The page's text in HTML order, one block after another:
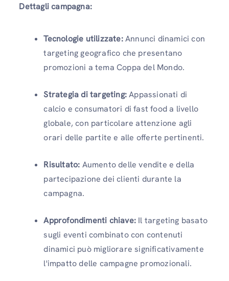
Dettagli campagna:
Tecnologie utilizzate:Annunci dinamici con
targeting geografico che presentano
promozioni a tema Coppa del Mondo.
Strategia di targeting:Appassionati di
calcio e consumatori di fast food a livello
globale, con particolare attenzione agli
orari delle partite e alle offerte pertinenti.
Risultato: Aumento delle vendite e della
partecipazione dei clienti durante la
campagna.
Approfondimenti chiave: Il targeting basato
sugli eventi combinato con contenuti
dinamici può migliorare significativamente
l'impatto delle campagne promozionali.